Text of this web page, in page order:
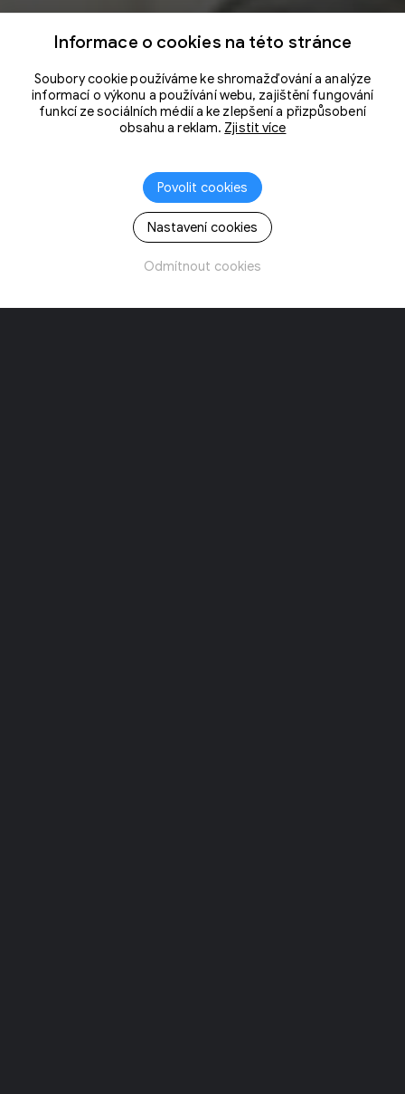
Informace o cookies na této stránce
Soubory cookie používáme ke shromažďování a analýze
informací o výkonu a používání webu, zajištění fungování
funkcí ze sociálních médií a ke zlepšení a přizpůsobení
obsahu a reklam. Zjistit více
Povolit cookies
Nastavení cookies
Odmítnout cookies